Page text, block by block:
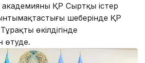
ҚР Сыртқы істер
шеңберінде ҚР
өкілдігінде
өтуде.